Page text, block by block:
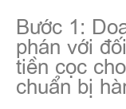
Bước 1:
phán với
tiền cọc
chuẩn bị